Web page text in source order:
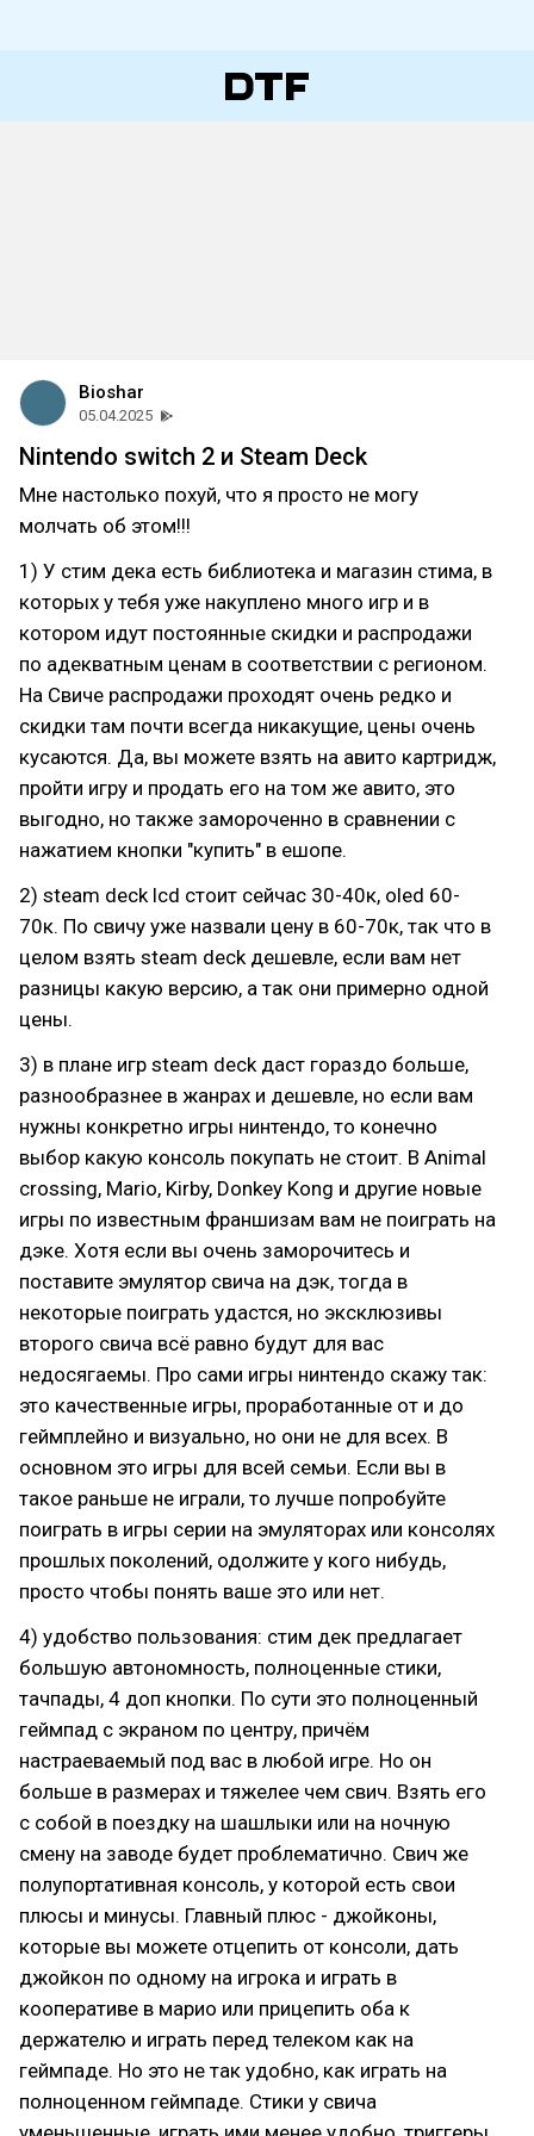
Bioshar
05.04.2025
Nintendo switch 2 и Steam Deck
Мне настолько похуй, что я просто не могу
молчать об этом!!!
1) У стим дека есть библиотека и магазин стима, в
которых у тебя уже накуплено много игр и в
котором идут постоянные скидки и распродажи
по адекватным ценам в соответствии с регионом.
На Свиче распродажи проходят очень редко и
скидки там почти всегда никакущие, цены очень
кусаются. Да, вы можете взять на авито картридж,
пройти игру и продать его на том же авито, это
выгодно, но также замороченно в сравнении с
нажатием кнопки "купить" в ешопе.
2) steam deck lcd стоит сейчас 30-40к, oled 60-
70к. По свичу уже назвали цену в 60-70к, так что в
целом взять steam deck дешевле, если вам нет
разницы какую версию, а так они примерно одной
цены.
3) в плане игр steam deck даст гораздо больше,
разнообразнее в жанрах и дешевле, но если вам
нужны конкретно игры нинтендо, то конечно
выбор какую консоль покупать не стоит. В Animal
crossing, Mario, Kirby, Donkey Kong и другие новые
игры по известным франшизам вам не поиграть на
дэке. Хотя если вы очень заморочитесь и
поставите эмулятор свича на дэк, тогда в
некоторые поиграть удастся, но эксклюзивы
второго свича всё равно будут для вас
недосягаемы. Про сами игры нинтендо скажу так:
это качественные игры, проработанные от и до
геймплейно и визуально, но они не для всех. В
основном это игры для всей семьи. Если вы в
такое раньше не играли, то лучше попробуйте
поиграть в игры серии на эмуляторах или консолях
прошлых поколений, одолжите у кого нибудь,
просто чтобы понять ваше это или нет.
4) удобство пользования: стим дек предлагает
большую автономность, полноценные стики,
тачпады, 4 доп кнопки. По сути это полноценный
геймпад с экраном по центру, причём
настраеваемый под вас в любой игре. Но он
больше в размерах и тяжелее чем свич. Взять его
с собой в поездку на шашлыки или на ночную
смену на заводе будет проблематично. Свич же
полупортативная консоль, у которой есть свои
плюсы и минусы. Главный плюс - джойконы,
которые вы можете отцепить от консоли, дать
джойкон по одному на игрока и играть в
кооперативе в марио или прицепить оба к
держателю и играть перед телеком как на
геймпаде. Но это не так удобно, как играть на
полноценном геймпаде. Стики у свича